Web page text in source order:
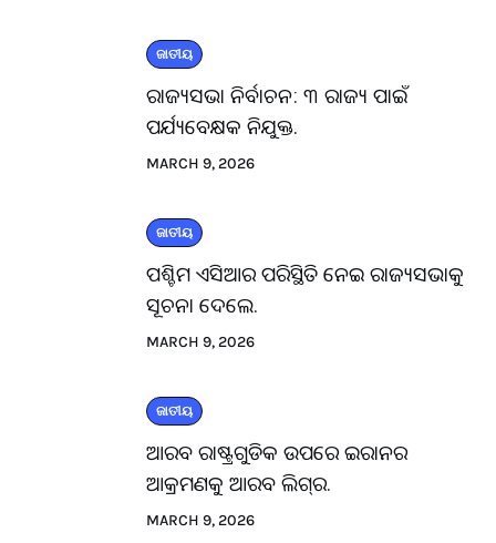
ଜାତୀୟ
ରାଜ୍ୟସଭା ନିର୍ବାଚନ: ୩ ରାଜ୍ୟ ପାଇଁ
ପର୍ଯ୍ୟବେକ୍ଷକ ନିଯୁକ୍ତ.
MARCH 9, 2026
ଜାତୀୟ
ପଶ୍ଚିମ ଏସିଆର ପରିସ୍ଥିତି ନେଇ ରାଜ୍ୟସଭାକୁ
ସୂଚନା ଦେଲେ.
MARCH 9, 2026
ଜାତୀୟ
ଆରବ ରାଷ୍ଟ୍ରଗୁଡିକ ଉପରେ ଇରାନର
ଆକ୍ରମଣକୁ ଆରବ ଲିଗ୍‌ର.
MARCH 9, 2026